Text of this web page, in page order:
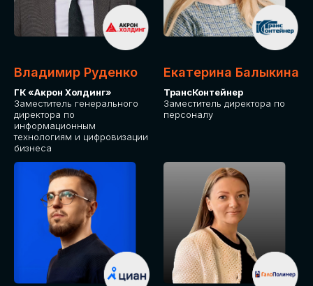
Владимир Руденко
ГК «Акрон Холдинг»
Заместитель генерального
директора по
информационным
технологиям и цифровизации
бизнеса
Екатерина Балыкина
ТрансКонтейнер
Заместитель директора по
персоналу